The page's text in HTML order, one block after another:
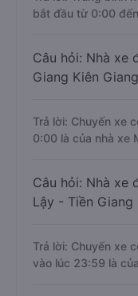
bắt đầu từ 0:00
Câu hỏi: Nhà xe
Giang Kiên
Trả lời: Chuyến xe
0:00 là của nhà xe
Câu hỏi: Nhà xe
Lậy - Tiền Giang
Trả lời: Chuyến xe
vào lúc 23:59 là